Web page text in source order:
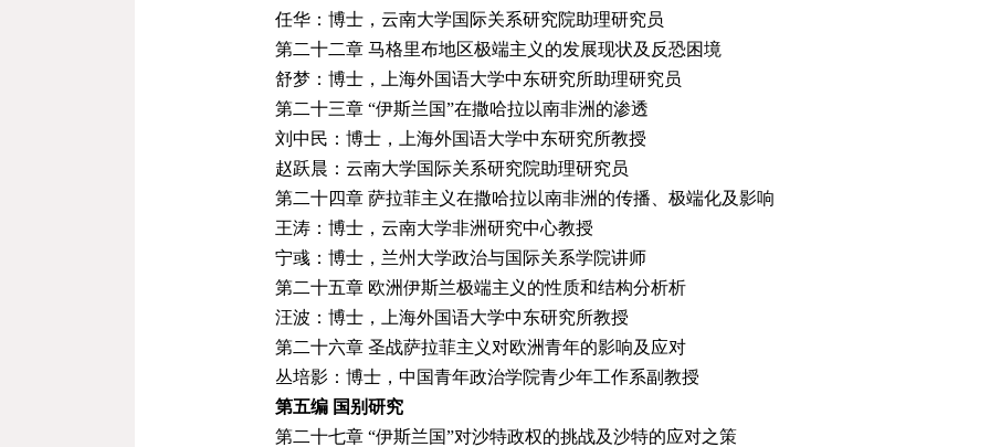
任华：博士，云南大学国际关系研究院助理研究员
第二十二章 马格里布地区极端主义的发展现状及反恐困境
舒梦：博士，上海外国语大学中东研究所助理研究员
第二十三章 “伊斯兰国”在撒哈拉以南非洲的渗透
刘中民：博士，上海外国语大学中东研究所教授
赵跃晨：云南大学国际关系研究院助理研究员
第二十四章 萨拉菲主义在撒哈拉以南非洲的传播、极端化及影响
王涛：博士，云南大学非洲研究中心教授
宁彧：博士，兰州大学政治与国际关系学院讲师
第二十五章 欧洲伊斯兰极端主义的性质和结构分析析
汪波：博士，上海外国语大学中东研究所教授
第二十六章 圣战萨拉菲主义对欧洲青年的影响及应对
丛培影：博士，中国青年政治学院青少年工作系副教授
第五编 国别研究
第二十七章 “伊斯兰国”对沙特政权的挑战及沙特的应对之策